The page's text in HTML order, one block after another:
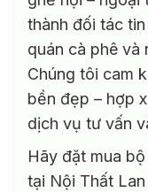
thành đối tác
quán cà phê và
Chúng tôi cam
bền đẹp – hợp
dịch vụ tư vấn
Hãy đặt mua
tại Nội Thất